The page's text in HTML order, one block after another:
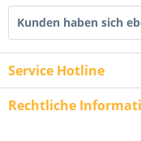
Kunden haben sich
Service Hotline
Rechtliche